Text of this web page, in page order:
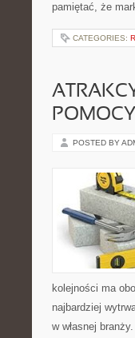
pamiętać, że
CATEGORIES:
POSTED BY
kolejności ma
najbardziej
w własnej